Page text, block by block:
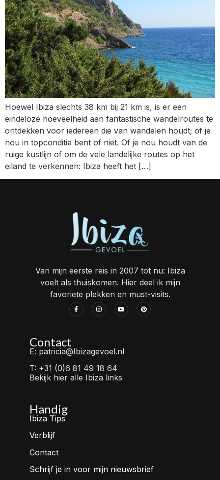
Hoewel Ibiza slechts 38 km bij 21 km is, is er een
eindeloze hoeveelheid aan fantastische wandelroutes te
ontdekken voor iedereen die van wandelen houdt; of je
nou in topconditie bent of niet. Of je nou houdt van de
ruige kustlijn of om de vele landelijke routes op het
eiland te verkennen: Ibiza heeft het […]
Van mijn eerste reis in 2007 tot nu: Ibiza
voelt als thuiskomen. Hier deel ik mijn
favoriete plekken en must-visits.
Contact
E: patricia@Ibizagevoel.nl
T: +31 (0)6 81 49 18 64
Bekijk hier alle Ibiza links
Handig
Ibiza Tips
Verblijf
Contact
Schrijf je in voor mijn nieuwsbrief